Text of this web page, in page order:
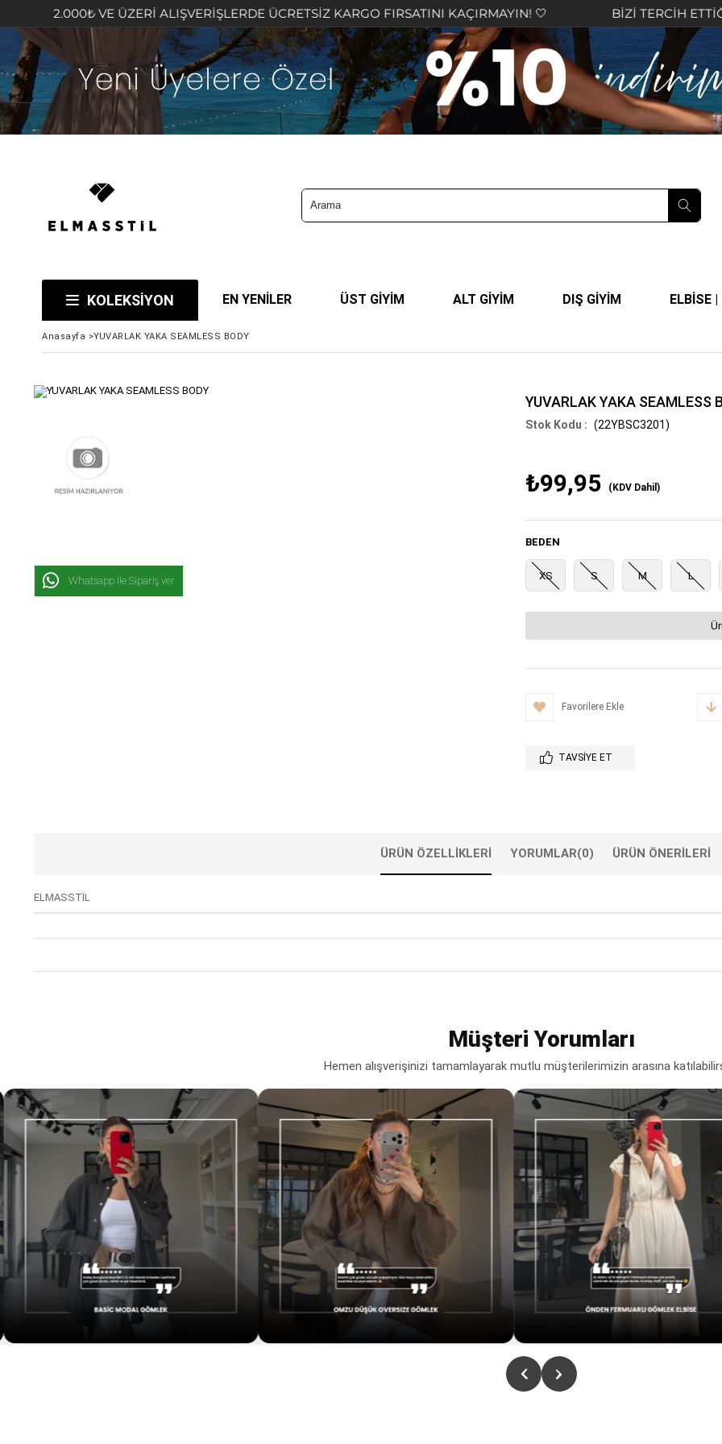
2.000₺ VE ÜZERİ ALIŞVERİŞLERDE ÜCRETSİZ KARGO FIRSATINI KAÇIRMAYIN! 🤍 BİZİ TERCİH ETTİĞİNİZ
KOLEKSİYON EN YENİLER ÜST GİYİM ALT GİYİM DIŞ GİYİM ELBİSE
Anasayfa >YUVARLAK YAKA SEAMLESS BODY
Whatsapp İle Sipariş ver
YUVARLAK YAKA SEAMLESS
(22YBSC3201)
₺99,95 (KDV Dahil)
BEDEN
XS S M L
Favorilere Ekle
TAVSIYE ET
ÜRÜN ÖZELLIKLERI YORUMLAR(0) ÜRÜN ÖNERILERI
ELMASSTİL
Müşteri Yorumları
Hemen alışverişinizi tamamlayarak mutlu müşterilerimizin arasına